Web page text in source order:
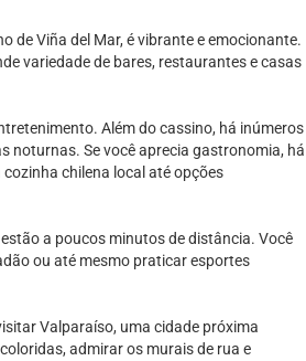
de Viña del Mar, é vibrante e emocionante.
variedade de bares, restaurantes e casas
Além do cassino, há inúmeros
noturnas. Se você aprecia gastronomia, há
chilena local até opções
a poucos minutos de distância. Você
ou até mesmo praticar esportes
Valparaíso, uma cidade próxima
admirar os murais de rua e